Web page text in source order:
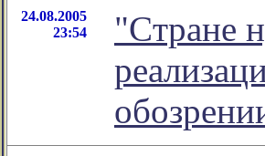
24.08.2005
23:54
"Cтране